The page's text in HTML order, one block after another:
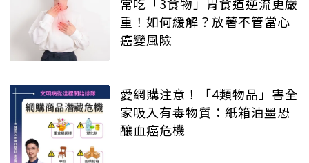
重！如何緩解？放著不管當心
癌變風險
愛網購注意！「4類物品」害全
家吸入有毒物質：紙箱油墨恐
釀血癌危機